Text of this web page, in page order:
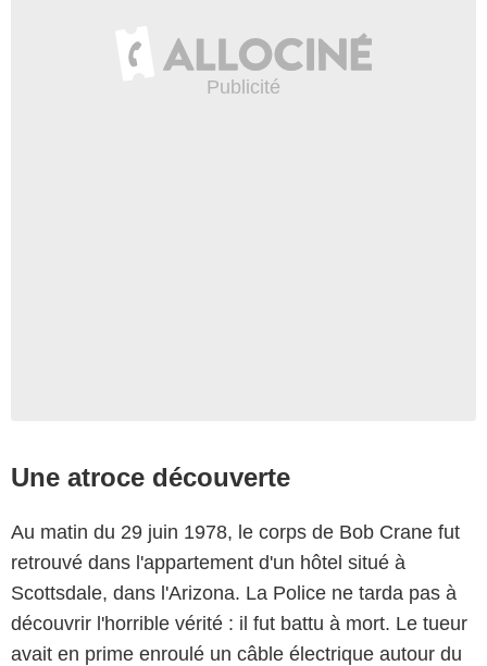
Une atroce découverte
Au matin du 29 juin 1978, le corps de Bob Crane fut
retrouvé dans l'appartement d'un hôtel situé à
Scottsdale, dans l'Arizona. La Police ne tarda pas à
découvrir l'horrible vérité : il fut battu à mort. Le tueur
avait en prime enroulé un câble électrique autour du